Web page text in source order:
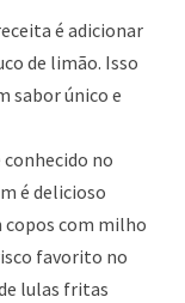
é adicionar
de limão. Isso
sabor único e
no
é delicioso
copos com milho
favorito no
lulas fritas